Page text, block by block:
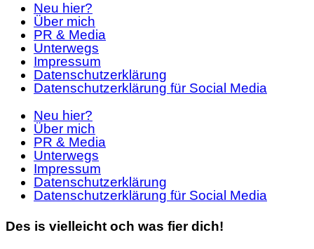
Neu hier?
Über mich
PR & Media
Unterwegs
Impressum
Datenschutzerklärung
Datenschutzerklärung für Social Media
Neu hier?
Über mich
PR & Media
Unterwegs
Impressum
Datenschutzerklärung
Datenschutzerklärung für Social Media
Des is vielleicht och was fier dich!